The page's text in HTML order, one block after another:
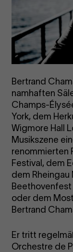
Bertrand
namhaften
Champs-
York, dem
Wigmore Hall
Musikszene
renommierten
Festival, dem
dem Rheingau
Beethovenfest
oder dem
Bertrand
Er tritt
Orchestre de